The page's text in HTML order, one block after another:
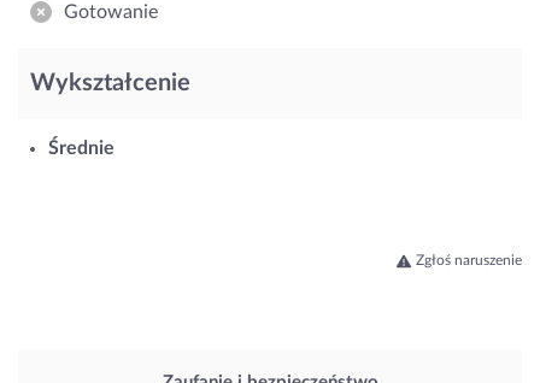
Gotowanie
Wykształcenie
Średnie
Zgłoś naruszenie